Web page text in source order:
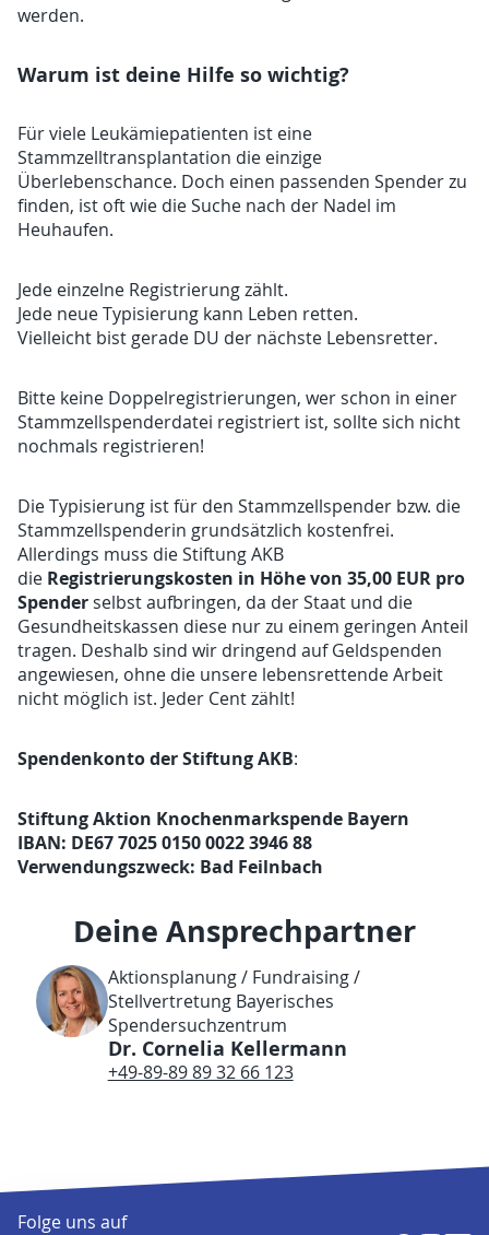
werden.
Warum ist deine Hilfe so wichtig?
Für viele Leukämiepatienten ist eine
Stammzelltransplantation die einzige
Überlebenschance. Doch einen passenden Spender zu
finden, ist oft wie die Suche nach der Nadel im
Heuhaufen.
Jede einzelne Registrierung zählt.
Jede neue Typisierung kann Leben retten.
Vielleicht bist gerade DU der nächste Lebensretter.
Bitte keine Doppelregistrierungen, wer schon in einer
Stammzellspenderdatei registriert ist, sollte sich nicht
nochmals registrieren!
Die Typisierung ist für den Stammzellspender bzw. die
Stammzellspenderin grundsätzlich kostenfrei.
Allerdings muss die Stiftung AKB
die Registrierungskosten in Höhe von 35,00 EUR pro
Spenderselbst aufbringen, da der Staat und die
Gesundheitskassen diese nur zu einem geringen Anteil
tragen. Deshalb sind wir dringend auf Geldspenden
angewiesen, ohne die unsere lebensrettende Arbeit
nicht möglich ist. Jeder Cent zählt!
Spendenkonto der Stiftung AKB:
Stiftung Aktion Knochenmarkspende Bayern
IBAN: DE67 7025 0150 0022 3946 88
Verwendungszweck: Bad Feilnbach
Deine Ansprechpartner
Aktionsplanung / Fundraising /
Stellvertretung Bayerisches
Spendersuchzentrum
Dr. Cornelia Kellermann
+49-89-89 89 32 66 123
Folge uns auf